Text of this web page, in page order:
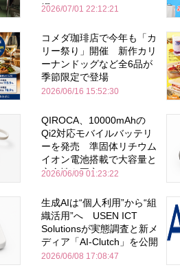
場
2026/07/01 22:12:21
コメダ珈琲店で今年も「カ
リー祭り」開催 新作カリ
ーナンドッグなど全6品が
季節限定で登場
2026/06/16 15:52:30
QIROCA、10000mAhの
Qi2対応モバイルバッテリ
ーを発売 準固体リチウム
イオン電池搭載で大容量と
安全性を両立
2026/06/09 01:23:22
生成AIは“個人利用”から“組
織活用”へ USEN ICT
Solutionsが実態調査と新メ
ディア「AI-Clutch」を公開
2026/06/08 17:08:47